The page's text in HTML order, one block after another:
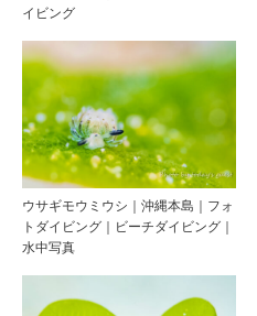
イビング
ウサギモウミウシ｜沖縄本島｜フォ
トダイビング｜ビーチダイビング｜
水中写真